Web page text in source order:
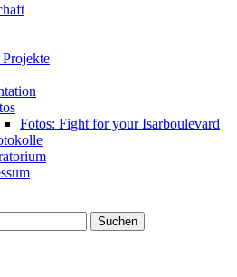
Fotos: Fight for your Isarboulevard